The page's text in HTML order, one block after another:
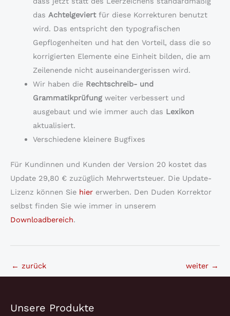
das Achtelgeviert für diese Korrekturen benutzt
wird. Das entspricht den typografischen
Gepflogenheiten und hat den Vorteil, dass die so
korrigierten Elemente eine Einheit bilden, die am
Zeilenende nicht auseinandergerissen wird.
Wir haben die Rechtschreib- und
Grammatikprüfungweiter verbessert und
ausgebaut und wie immer auch das Lexikon
aktualisiert.
Verschiedene kleinere Bugfixes
Für Kundinnen und Kunden der Version 20 kostet das
Update 29,80 € zuzüglich Mehrwertsteuer. Die Update-
Lizenz können Sie hier erwerben. Den Duden Korrektor
selbst finden Sie wie immer in unserem
Downloadbereich.
← zurück weiter →
Unsere Produkte